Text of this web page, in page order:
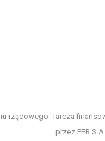
rządowego 'Tarcza
przez PFR S.A.